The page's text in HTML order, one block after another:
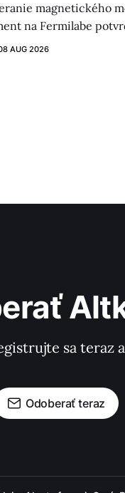
magnetického
na Fermilabe
javy mimo
AUG 2026
sa
Odoberať teraz